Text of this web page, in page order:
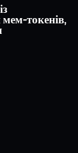
токенів,